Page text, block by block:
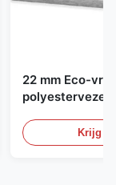
22 mm Eco-
polyestervezel
bioscoop
Krijg